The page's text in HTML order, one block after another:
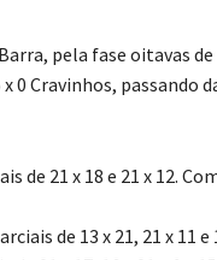
pela fase oitavas
0 Cravinhos, passando
de 21 x 18 e 21 x 12.
de 13 x 21, 21 x 11 e